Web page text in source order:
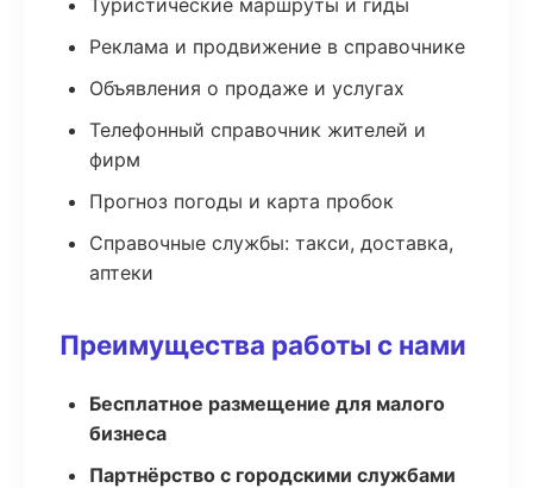
Туристические маршруты и гиды
Реклама и продвижение в справочнике
Объявления о продаже и услугах
Телефонный справочник жителей и
фирм
Прогноз погоды и карта пробок
Справочные службы: такси, доставка,
аптеки
Преимущества работы с нами
Бесплатное размещение для малого
бизнеса
Партнёрство с городскими службами